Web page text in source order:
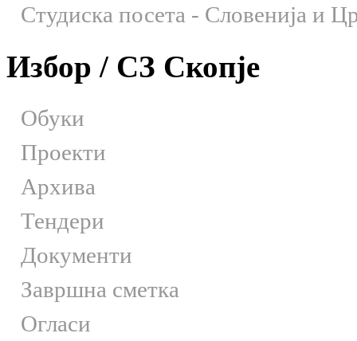
Студиска посета - Словенија и
Избор / СЗ Скопје
Обуки
Проекти
Архива
Тендери
Документи
Завршна сметка
Огласи